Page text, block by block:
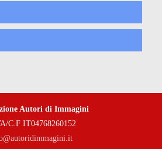
Autori di Immagini
C.F IT04768260152